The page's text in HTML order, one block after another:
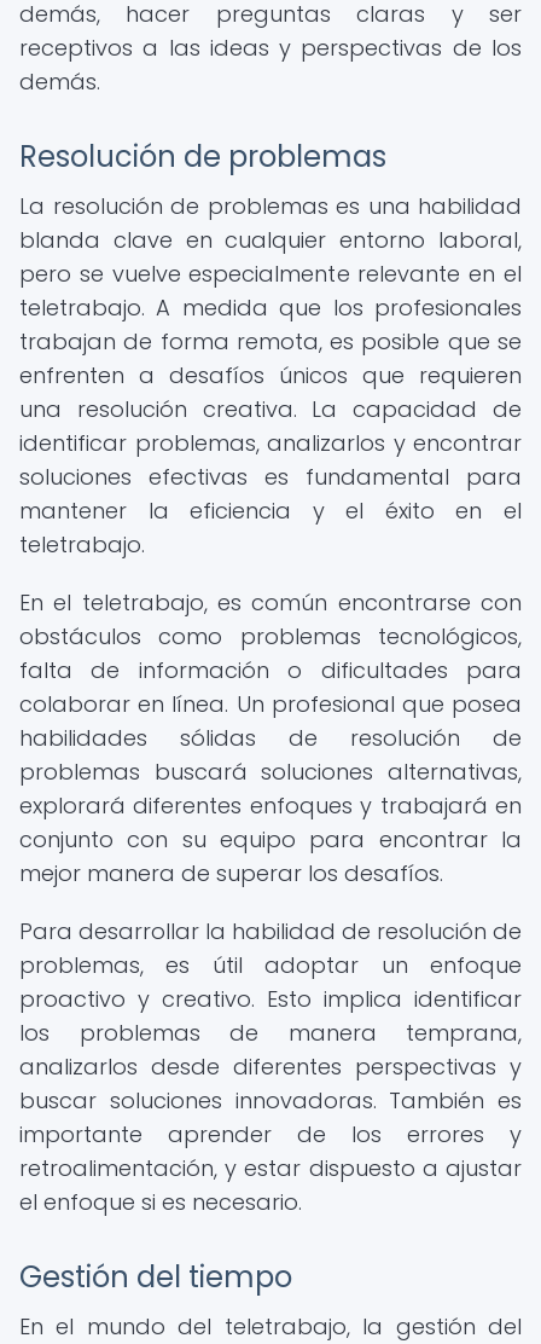
demás, hacer preguntas claras y ser
receptivos a las ideas y perspectivas de los
demás.
Resolución de problemas
La resolución de problemas es una habilidad
blanda clave en cualquier entorno laboral,
pero se vuelve especialmente relevante en el
teletrabajo. A medida que los profesionales
trabajan de forma remota, es posible que se
enfrenten a desafíos únicos que requieren
una resolución creativa. La capacidad de
identificar problemas, analizarlos y encontrar
soluciones efectivas es fundamental para
mantener la eficiencia y el éxito en el
teletrabajo.
En el teletrabajo, es común encontrarse con
obstáculos como problemas tecnológicos,
falta de información o dificultades para
colaborar en línea. Un profesional que posea
habilidades sólidas de resolución de
problemas buscará soluciones alternativas,
explorará diferentes enfoques y trabajará en
conjunto con su equipo para encontrar la
mejor manera de superar los desafíos.
Para desarrollar la habilidad de resolución de
problemas, es útil adoptar un enfoque
proactivo y creativo. Esto implica identificar
los problemas de manera temprana,
analizarlos desde diferentes perspectivas y
buscar soluciones innovadoras. También es
importante aprender de los errores y
retroalimentación, y estar dispuesto a ajustar
el enfoque si es necesario.
Gestión del tiempo
En el mundo del teletrabajo, la gestión del